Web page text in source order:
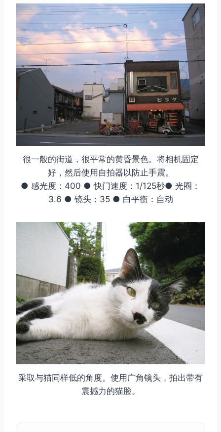
很一般的街道，很平常的黄昏景色。将相机固定
好，然后使用自拍器以防止手震。
● 感光度：400 ● 快门速度：1/125秒● 光圈：
3.6 ● 镜头：35 ● 白平衡：自动
采取与猫同样低的角度。使用广角镜头，拍出带有
震撼力的猫脸。